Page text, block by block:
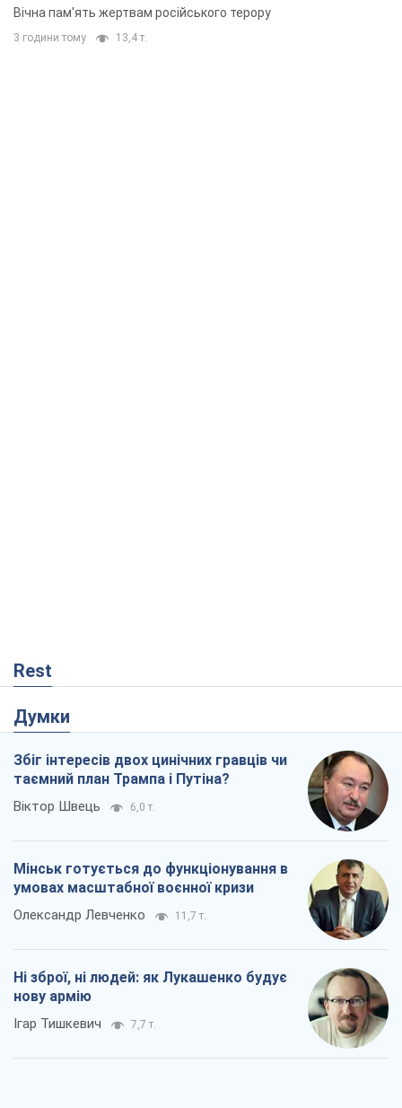
Вічна пам'ять жертвам російського терору
3 години тому 13,4 т.
Rest
Думки
Збіг інтересів двох цинічних гравців чи
таємний план Трампа і Путіна?
Віктор Швець 6,0 т.
Мінськ готується до функціонування в
умовах масштабної воєнної кризи
Олександр Левченко 11,7 т.
Ні зброї, ні людей: як Лукашенко будує
нову армію
Ігар Тишкевич 7,7 т.